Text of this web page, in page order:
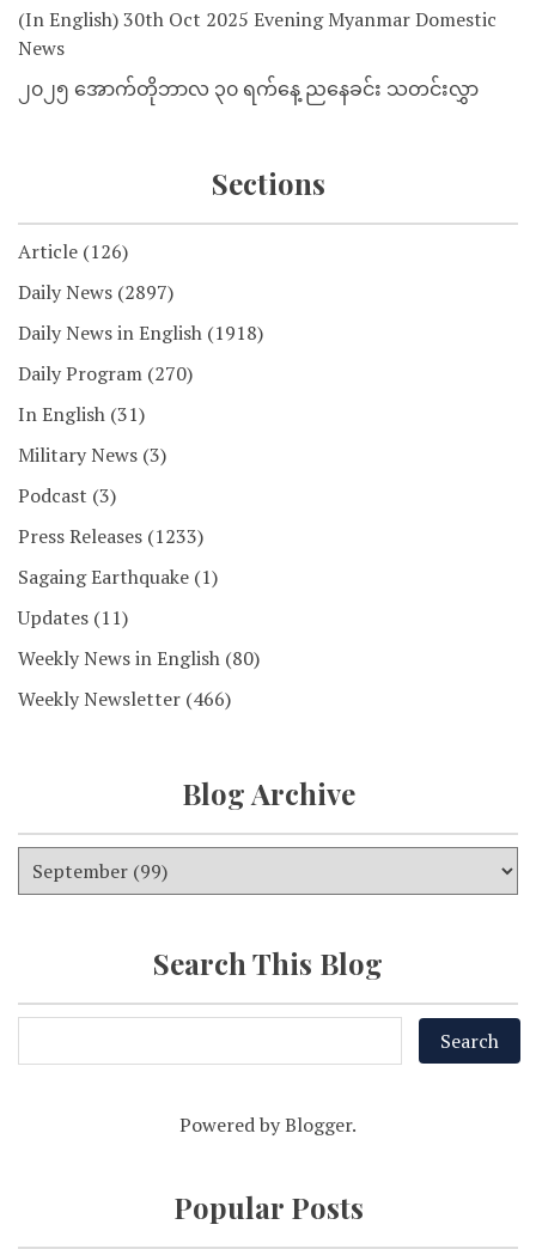
(In English) 30th Oct 2025 Evening Myanmar Domestic
News
၂၀၂၅ အောက်တိုဘာလ ၃၀ ရက်နေ့ ညနေခင်း သတင်းလွှာ
Sections
Article (126)
Daily News (2897)
Daily News in English (1918)
Daily Program (270)
In English (31)
Military News (3)
Podcast (3)
Press Releases (1233)
Sagaing Earthquake (1)
Updates (11)
Weekly News in English (80)
Weekly Newsletter (466)
Blog Archive
Search This Blog
Powered byBlogger.
Popular Posts